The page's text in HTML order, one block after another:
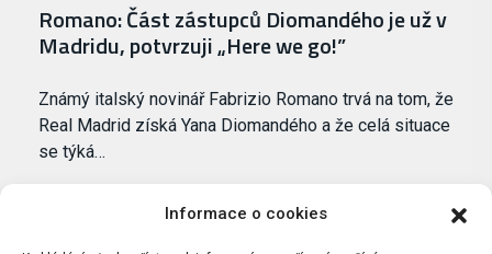
Informace o cookies
Romano: Část zástupců Diomandého je už v
Madridu, potvrzuji „Here we go!”
Známý italský novinář Fabrizio Romano trvá na tom, že
Real Madrid získá Yana Diomandého a že celá situace
se týká…